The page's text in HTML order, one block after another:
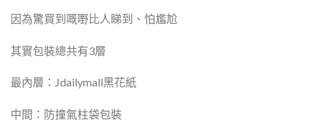
因為驚買到嘅嘢比人睇到、怕尷尬
其實包裝總共有3層
最內層：Jdailymall黑花紙
中間：防撞氣柱袋包裝